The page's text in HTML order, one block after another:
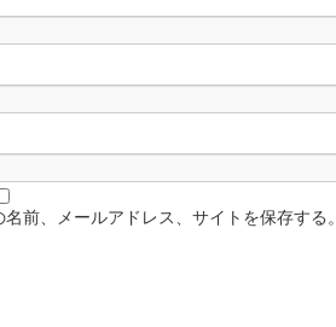
前、メールアドレス、サイトを保存する。